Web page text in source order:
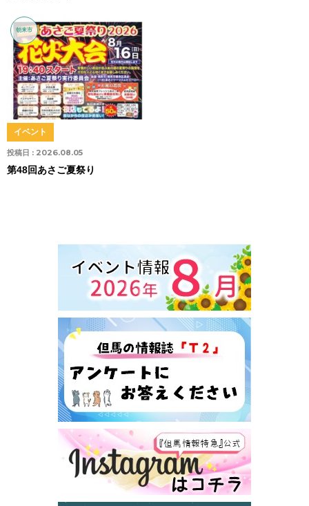
朝来市
投稿日 : 2026.08.05
イベント
第48回あさご夏祭り